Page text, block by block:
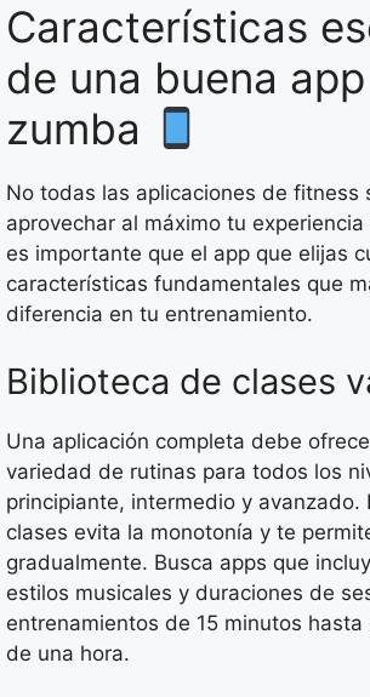
Características
de una buena
zumba
No todas las aplicaciones de fitness
aprovechar al máximo tu
es importante que el app que elijas
características fundamentales que
diferencia en tu entrenamiento.
Biblioteca de clases
Una aplicación completa debe
variedad de rutinas para todos los
principiante, intermedio y avanzado.
clases evita la monotonía y te
gradualmente. Busca apps que
estilos musicales y duraciones de
entrenamientos de 15 minutos hasta
de una hora.